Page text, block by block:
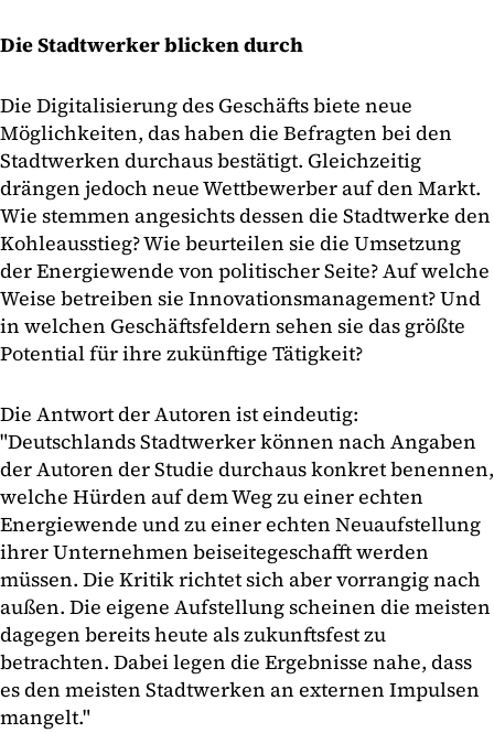
Die Stadtwerker blicken durch
Die Digitalisierung des Geschäfts biete neue
Möglichkeiten, das haben die Befragten bei den
Stadtwerken durchaus bestätigt. Gleichzeitig
drängen jedoch neue Wettbewerber auf den Markt.
Wie stemmen angesichts dessen die Stadtwerke den
Kohleausstieg? Wie beurteilen sie die Umsetzung
der Energiewende von politischer Seite? Auf welche
Weise betreiben sie Innovationsmanagement? Und
in welchen Geschäftsfeldern sehen sie das größte
Potential für ihre zukünftige Tätigkeit?
Die Antwort der Autoren ist eindeutig:
"Deutschlands Stadtwerker können nach Angaben
der Autoren der Studie durchaus konkret benennen,
welche Hürden auf dem Weg zu einer echten
Energiewende und zu einer echten Neuaufstellung
ihrer Unternehmen beiseitegeschafft werden
müssen. Die Kritik richtet sich aber vorrangig nach
außen. Die eigene Aufstellung scheinen die meisten
dagegen bereits heute als zukunftsfest zu
betrachten. Dabei legen die Ergebnisse nahe, dass
es den meisten Stadtwerken an externen Impulsen
mangelt."